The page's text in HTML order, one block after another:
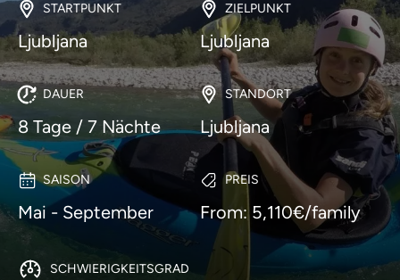
STARTPUNKT
Ljubljana
ZIELPUNKT
Ljubljana
DAUER
8 Tage / 7 Nächte
STANDORT
Ljubljana
SAISON
Mai - September
PREIS
From: 5,110€/family
SCHWIERIGKEITSGRAD